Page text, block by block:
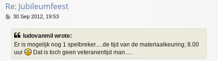
Re: Jubileumfeest
P
s
30 Sep 2012, 19:53
ludovanmil wrote:
Er is mogelijk nog 1 spelbreker.....de tijd van de materiaalkeuring; 8.00
uur
Dat is toch geen veteranentijd man.....